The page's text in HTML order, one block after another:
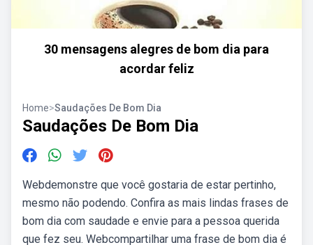
30 mensagens alegres de bom dia para
acordar feliz
Home>Saudações De Bom Dia
Saudações De Bom Dia
Webdemonstre que você gostaria de estar pertinho,
mesmo não podendo. Confira as mais lindas frases de
bom dia com saudade e envie para a pessoa querida
que fez seu. Webcompartilhar uma frase de bom dia é